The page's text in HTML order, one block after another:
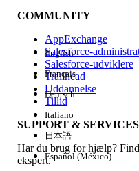
Experience
COMMUNITY
AppExchange
Salesforce-
Salesforce-udviklere
Trailhead
Uddannelse
Tillid
SUPPORT & SERVICES
Har du brug for hjælp?
ekspert.
English
Français
Deutsch
Italiano
日本語
Español (México)